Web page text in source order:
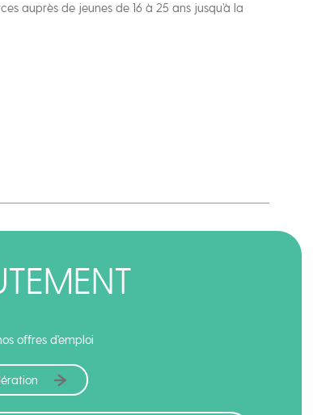
auprès de jeunes de 16 à 25 ans jusqu’à la
offres d'emploi